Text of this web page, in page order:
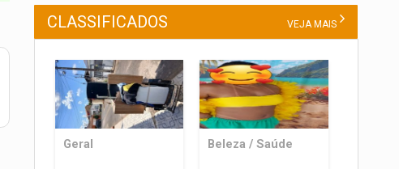
CLASSIFICADOS VEJA MAIS
Geral Beleza / Saúde